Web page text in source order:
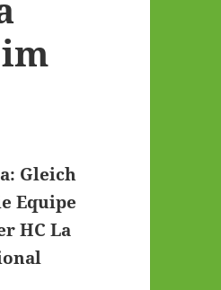
Gleich
Equipe
HC La